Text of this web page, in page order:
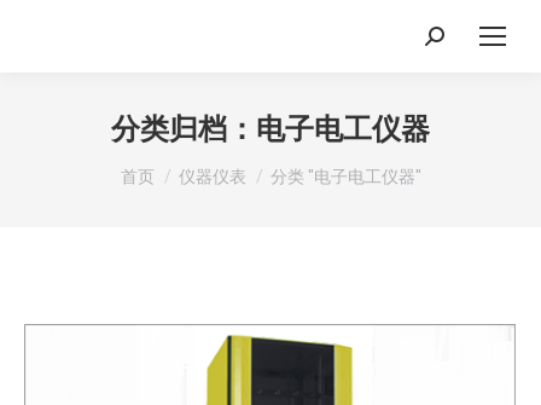
搜
分类归档： 电子电工仪器
你在这里：
首页 仪器仪表 分类 "电子电工仪器"